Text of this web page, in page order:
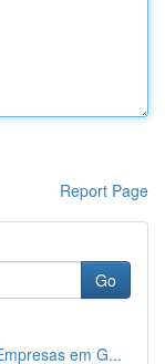
Report Page
Go
em G...